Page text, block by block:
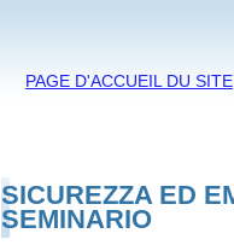
PAGE D'ACCUEIL DU SITE
SICUREZZA ED
SEMINARIO